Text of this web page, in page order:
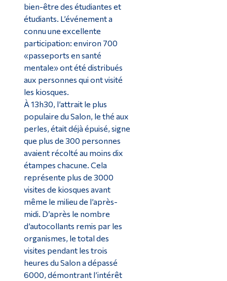
bien-être des étudiantes et
étudiants. L’événement a
connu une excellente
participation: environ 700
«passeports en santé
mentale» ont été distribués
aux personnes qui ont visité
les kiosques.
À 13h30, l’attrait le plus
populaire du Salon, le thé aux
perles, était déjà épuisé, signe
que plus de 300 personnes
avaient récolté au moins dix
étampes chacune. Cela
représente plus de 3000
visites de kiosques avant
même le milieu de l’après-
midi. D’après le nombre
d’autocollants remis par les
organismes, le total des
visites pendant les trois
heures du Salon a dépassé
6000, démontrant l’intérêt